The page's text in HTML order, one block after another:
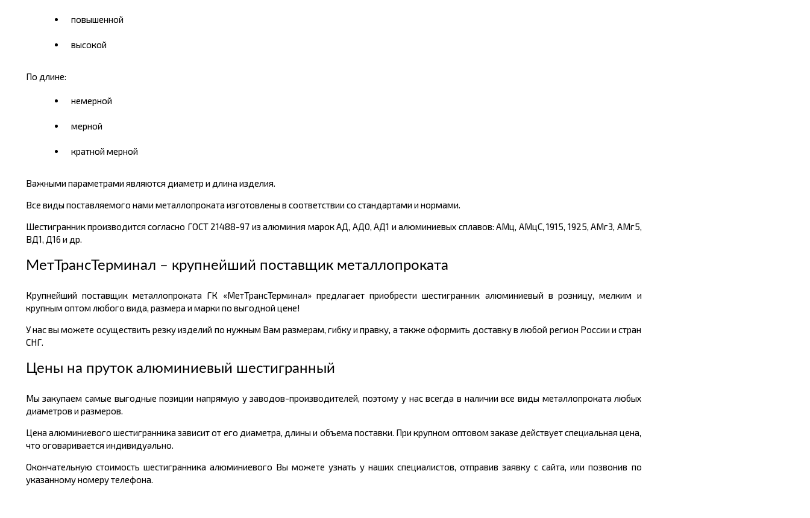
повышенной
высокой
По длине:
немерной
мерной
кратной мерной
Важными параметрами являются диаметр и длина изделия.
Все виды поставляемого нами металлопроката изготовлены в соответствии со стандартами и нормами.
Шестигранник производится согласно ГОСТ 21488-97 из алюминия марок АД, АД0, АД1 и алюминиевых сплавов: АМц, АМцС, 1915, 1925, АМг3, АМг5,
ВД1, Д16 и др.
МетТрансТерминал – крупнейший поставщик металлопроката
Крупнейший поставщик металлопроката ГК «МетТрансТерминал» предлагает приобрести шестигранник алюминиевый в розницу, мелким и
крупным оптом любого вида, размера и марки по выгодной цене!
У нас вы можете осуществить резку изделий по нужным Вам размерам, гибку и правку, а также оформить доставку в любой регион России и стран
СНГ.
Цены на пруток алюминиевый шестигранный
Мы закупаем самые выгодные позиции напрямую у заводов-производителей, поэтому у нас всегда в наличии все виды металлопроката любых
диаметров и размеров.
Цена алюминиевого шестигранника зависит от его диаметра, длины и объема поставки. При крупном оптовом заказе действует специальная цена,
что оговаривается индивидуально.
Окончательную стоимость шестигранника алюминиевого Вы можете узнать у наших специалистов, отправив заявку с сайта, или позвонив по
указанному номеру телефона.